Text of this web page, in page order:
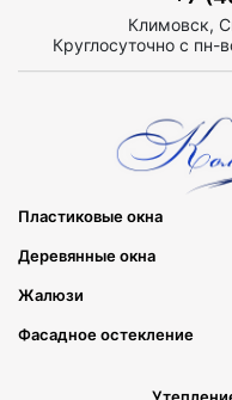
Климовск,
Круглосуточно с пн-
Пластиковые окна
Деревянные окна
Жалюзи
Фасадное остекление